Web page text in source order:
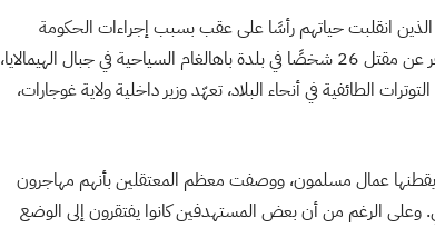
انقلبت حياتهم رأسًا على عقب بسبب إجراءات الحكومة
في أبريل/ نيسان أسفر عن مقتل 26 شخصًا في بلدة باهالغام السياحية في جبال الهيمالايا،
الطائفية في أنحاء البلاد، تعهّد وزير داخلية ولاية غوجارات،
يقطنها عمال مسلمون، ووصفت معظم المعتقلين بأنهم مهاجرون
وعلى الرغم من أن بعض المستهدفين كانوا يفتقرون إلى الوضع